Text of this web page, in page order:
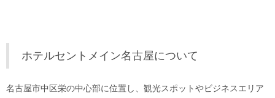
ホテルセントメイン名古屋について
名古屋市中区栄の中心部に位置し、観光スポットやビジネスエリア